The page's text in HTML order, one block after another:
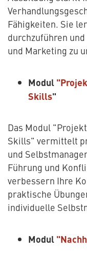
Fähigkeiten. Sie
durchzuführen
und Marketing zu
Modul
Skills"
Das Modul
Skills" vermittelt
und
Führung und
verbessern Ihre
praktische
individuelle
Modul